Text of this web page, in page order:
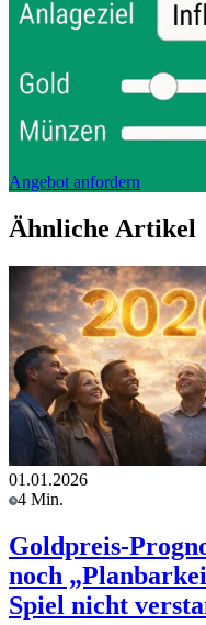
Angebot anfordern
Ähnliche Artikel
01.01.2026
4 Min.
Goldpreis-
noch
Spiel nicht